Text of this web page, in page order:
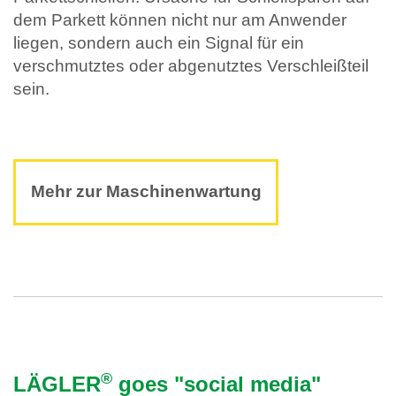
dem Parkett können nicht nur am Anwender
liegen, sondern auch ein Signal für ein
verschmutztes oder abgenutztes Verschleißteil
sein.
Mehr zur Maschinenwartung
LÄGLER® goes "social media"